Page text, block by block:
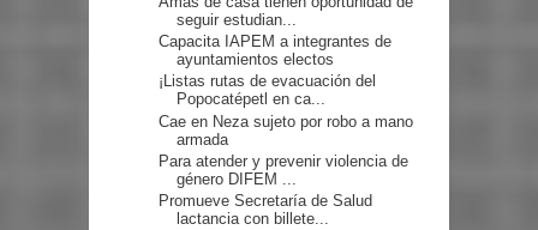
seguir estudian...
Capacita IAPEM a integrantes de
ayuntamientos electos
¡Listas rutas de evacuación del
Popocatépetl en ca...
Cae en Neza sujeto por robo a mano
armada
Para atender y prevenir violencia de
género DIFEM ...
Promueve Secretaría de Salud
lactancia con billete...